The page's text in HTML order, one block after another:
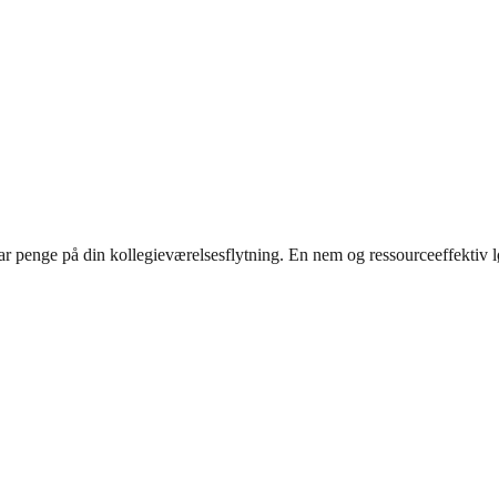
penge på din kollegieværelsesflytning. En nem og ressourceeffektiv